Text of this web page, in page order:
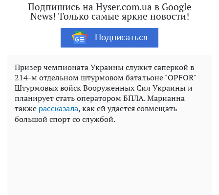
Подпишись на Hyser.com.ua в Google
News! Только самые яркие новости!
Подписаться
Призер чемпионата Украины служит саперкой в ​​
214-м отдельном штурмовом батальоне "OPFOR"
Штурмовых войск Вооруженных Сил Украины и
планирует стать оператором БПЛА. Марианна
также рассказала, как ей удается совмещать
большой спорт со службой.